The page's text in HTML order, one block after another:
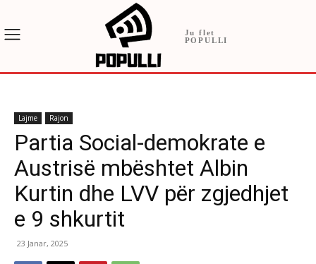
Ju flet
POPULLI
Lajme Rajon
Partia Social-demokrate e
Austrisë mbështet Albin
Kurtin dhe LVV për zgjedhjet
e 9 shkurtit
23 Janar, 2025